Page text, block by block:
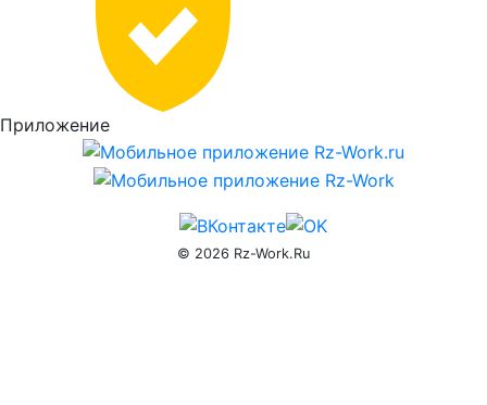
доступа
work.ru
Приложение
© 2026 Rz-Work.Ru